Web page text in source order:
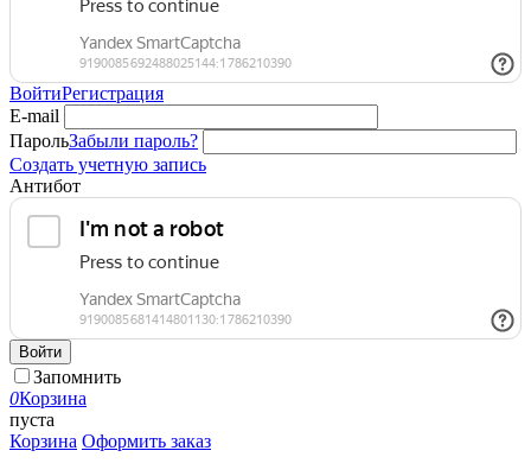
ВойтиРегистрация
E-mail
ПарольЗабыли пароль?
Создать учетную запись
Антибот
Войти
Запомнить
0Корзина
пуста
Корзина Оформить заказ